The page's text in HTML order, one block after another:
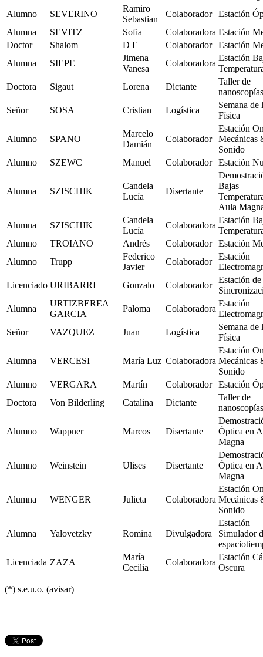
Alumno
SEVERINO
Ramiro
Sebastian
Colaborador
Estación
Alumna
SEVITZ Sofia Colaboradora Estación
Doctor
Shalom D E Colaborador
Estación
Alumna
SIEPE
Jimena
Vanesa
Colaboradora
Estación
Doctora
Sigaut Lorena Dictante
Taller de
nanoscopías
Señor
SOSA Cristian Logística
Semana de
Física
Alumno SPANO
Marcelo
Damián
Colaborador
Estación
Mecánicas
Sonido
Alumno
SZEWC Manuel Colaborador Estación
Alumna SZISCHIK
Candela
Lucía
Disertante
Bajas
Aula
Alumna
SZISCHIK
Candela
Lucía
Colaboradora
Estación
Alumno
TROIANO Andrés Colaborador
Estación
Alumno
Trupp
Federico
Javier
Colaborador
Estación
Licenciado URIBARRI Gonzalo Colaborador
Estación de
Alumna
URTIZBEREA
GARCIA
Paloma Colaboradora
Estación
Señor
VAZQUEZ Juan Logística
Semana de
Física
Alumna VERCESI María Luz Colaboradora
Estación
Mecánicas
Sonido
Alumno
VERGARA Martín Colaborador
Estación
Doctora
Von Bilderling Catalina Dictante
Taller de
nanoscopías
Alumno Wappner Marcos Disertante
Óptica en
Magna
Alumno Weinstein Ulises Disertante
Óptica en
Magna
Alumna WENGER Julieta Colaboradora
Estación
Mecánicas
Sonido
Alumna Yalovetzky Romina Divulgadora
Estación
Simulador
Licenciada ZAZA
María
Cecilia
Colaboradora
Estación
Oscura
(*) s.e.u.o. (avisar)